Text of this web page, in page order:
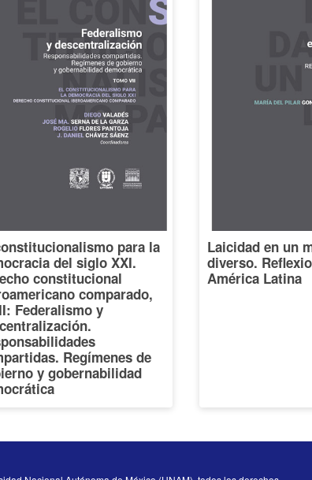
para la
del siglo XXI.
constitucional
comparado,
Federalismo y
Regímenes de
y gobernabilidad
Laicidad en un
diverso.
América Latina